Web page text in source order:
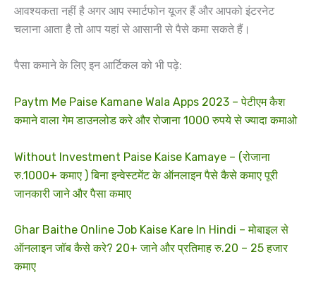
आवश्यकता नहीं है अगर आप स्मार्टफोन यूजर हैं और आपको इंटरनेट
चलाना आता है तो आप यहां से आसानी से पैसे कमा सकते हैं।
पैसा कमाने के लिए इन आर्टिकल को भी पढ़े:
Paytm Me Paise Kamane Wala Apps 2023 – पेटीएम कैश
कमाने वाला गेम डाउनलोड करे और रोजाना 1000 रुपये से ज्यादा कमाओ
Without Investment Paise Kaise Kamaye – (रोजाना
रु.1000+ कमाए ) बिना इन्वेस्टमेंट के ऑनलाइन पैसे कैसे कमाए पूरी
जानकारी जाने और पैसा कमाए
Ghar Baithe Online Job Kaise Kare In Hindi – मोबाइल से
ऑनलाइन जॉब कैसे करे? 20+ जाने और प्रतिमाह रु.20 – 25 हजार
कमाए